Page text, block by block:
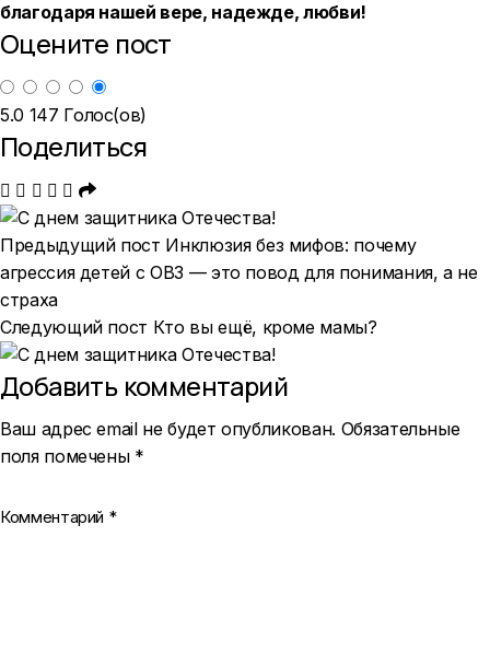
благодаря нашей вере, надежде, любви!
Оцените пост
5.0 147 Голос(ов)
Поделиться
Предыдущий пост Инклюзия без мифов: почему
агрессия детей с ОВЗ — это повод для понимания, а не
страха
Следующий пост Кто вы ещё, кроме мамы?
Добавить комментарий
Ваш адрес email не будет опубликован. Обязательные
поля помечены *
Комментарий *